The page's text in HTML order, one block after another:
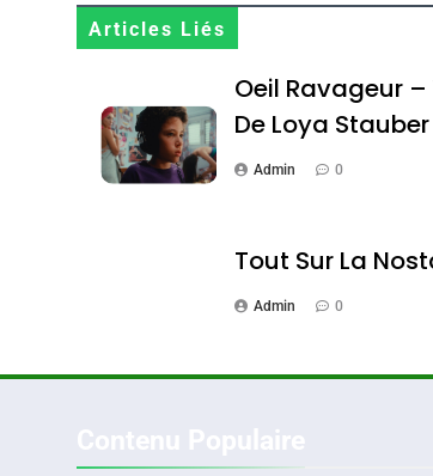
Articles Liés
Oeil Ravageur
De Loya Stauber
Admin 0
Tout Sur La
Admin 0
Terroir
Oeil